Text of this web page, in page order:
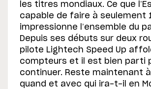
les titres mondiaux. Ce que
capable de faire à seulement
impressionne l’ensemble du
Depuis ses débuts sur deux
pilote Lightech Speed Up
compteurs et il est bien parti
continuer. Reste maintenant
quand et avec qui ira-t-il en